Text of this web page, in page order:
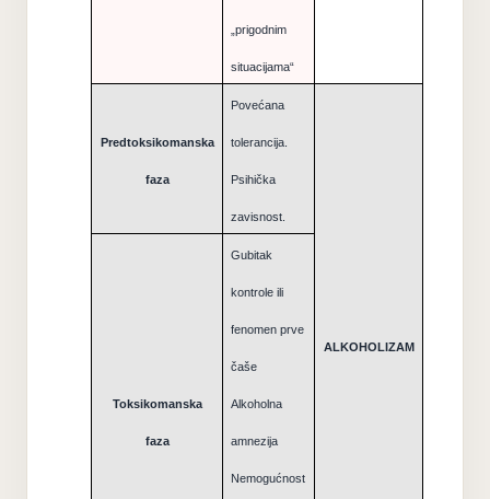
„prigodnim
situacijama“
Predtoksikomanska
faza
Povećana
tolerancija.
Psihička
zavisnost.
ALKOHOLIZAM
Toksikomanska
faza
Gubitak
kontrole ili
fenomen prve
čaše
Alkoholna
amnezija
Nemogućnost